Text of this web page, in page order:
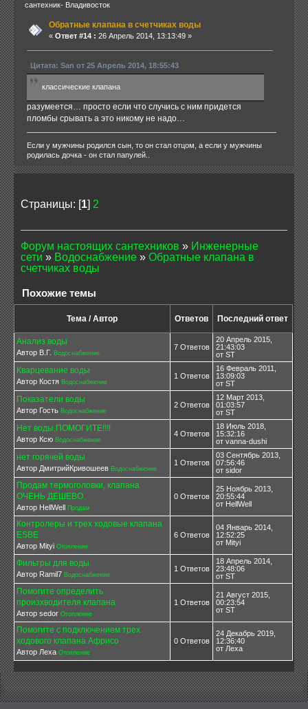
сантехник- Владивосток
Обратные клапана в счетчиках воды
« Ответ #14 : 26 Апрель 2014, 13:13:49 »
Цитата: San от 25 Апрель 2014, 18:55:43
классические клапана
разумеется… просто если что случись с ним придется
пломбы срывать а это никому не надо…
Если у мужчины родился сын, то он стал отцом, а если у мужчины
родилась дочка - он стал папулей..
Страницы: [1] 2
Форум настоящих сантехников » Инженерные
сети » Водоснабжение » Обратные клапана в
счетчиках воды
Похожие темы
Тема / Автор Ответов Последний ответ
Анализ воды
Автор В.Г. Водоснабжение
7 Ответов
20 Апрель 2015,
21:43:03
от ST
Кварцевание воды
Автор Костя Водоснабжение
1 Ответов
16 Февраль 2011,
13:09:03
от ST
Показатели воды
Автор Гость Водоснабжение
2 Ответов
12 Март 2013,
01:03:57
от ST
Нет воды,ПОМОГИТЕ!!!!
Автор Ксю Водоснабжение
4 Ответов
18 Июль 2018,
15:32:16
от vanna-dushi
нет горячей воды
Автор ДмитрийКривошеев Водоснабжение
1 Ответов
03 Сентябрь 2013,
07:56:46
от sidor
Продам термоголовки, клапана
ОЧЕНЬ ДЕШЕВО.
Автор HellWell Продам
0 Ответов
25 Ноябрь 2013,
20:55:44
от HellWell
Контролеры и трех ходовые клапана
ESBE
Автор Mityi Отопление
6 Ответов
04 Январь 2014,
12:52:25
от Mityi
Фильтры для воды
Автор Ramil7 Водоснабжение
1 Ответов
18 Апрель 2014,
23:48:06
от ST
Помогите определить
произхводителя клапана
Автор sedor Отопление
1 Ответов
21 Август 2015,
00:23:54
от ST
Помогите с подключением трех
ходового клапана Африсо
Автор Леха Отопление
0 Ответов
24 Декабрь 2019,
12:36:40
от Леха